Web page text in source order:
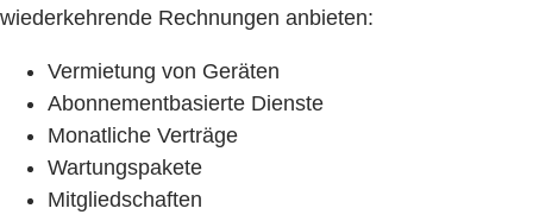
wiederkehrende Rechnungen anbieten:
Vermietung von Geräten
Abonnementbasierte Dienste
Monatliche Verträge
Wartungspakete
Mitgliedschaften